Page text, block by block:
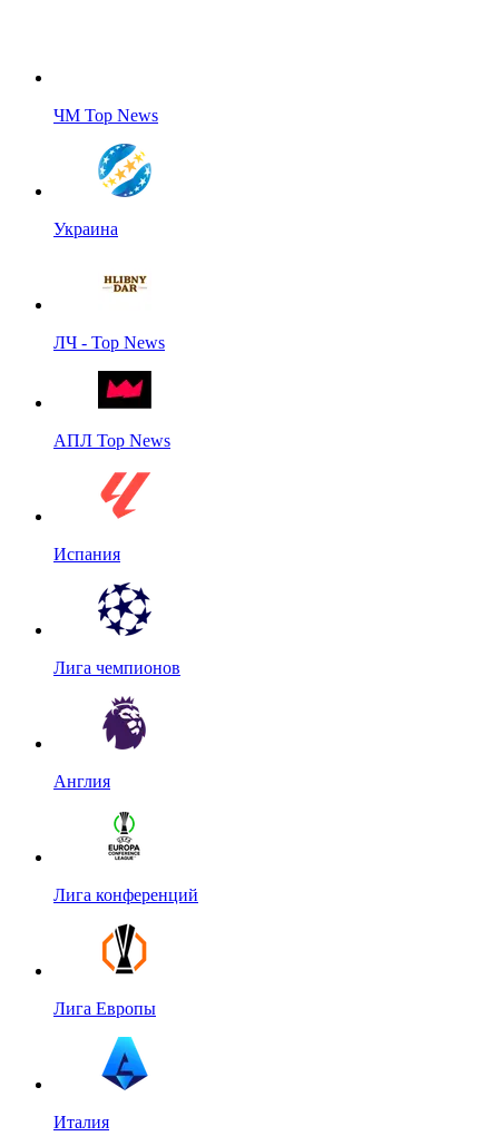
ЧМ Top News
Украина
ЛЧ - Top News
АПЛ Top News
Испания
Лига чемпионов
Англия
Лига конференций
Лига Европы
Италия